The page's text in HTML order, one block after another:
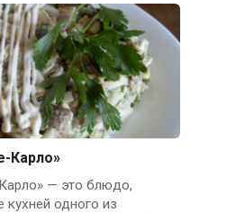
Карло»
— это блюдо,
кухней одного из